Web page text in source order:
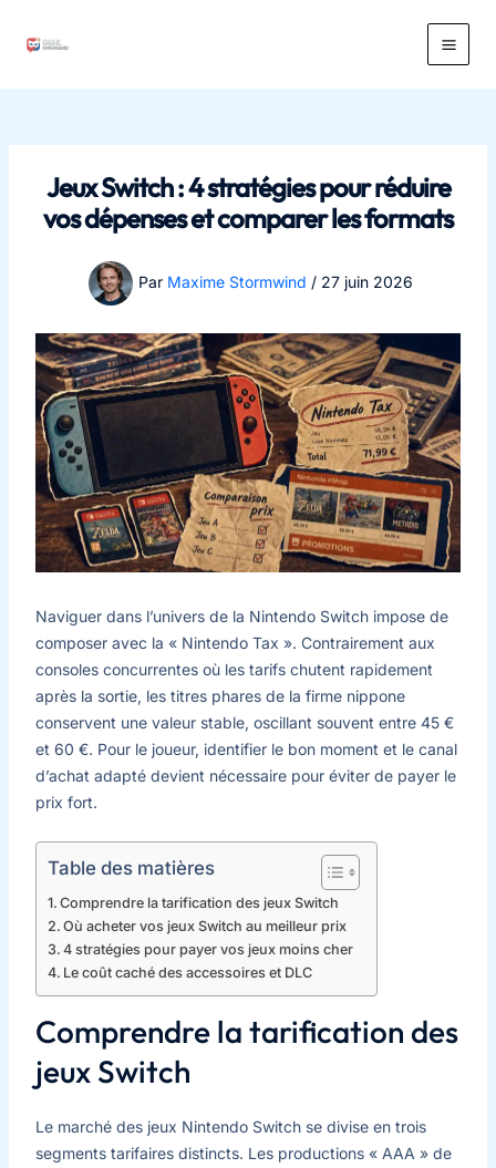
Main
Jeux Switch : 4 stratégies pour réduire
vos dépenses et comparer les formats
Par Maxime Stormwind / 27 juin 2026
Naviguer dans l’univers de la Nintendo Switch impose de
composer avec la « Nintendo Tax ». Contrairement aux
consoles concurrentes où les tarifs chutent rapidement
après la sortie, les titres phares de la firme nippone
conservent une valeur stable, oscillant souvent entre 45 €
et 60 €. Pour le joueur, identifier le bon moment et le canal
d’achat adapté devient nécessaire pour éviter de payer le
prix fort.
Table des matières
Comprendre la tarification des jeux Switch
Où acheter vos jeux Switch au meilleur prix
4 stratégies pour payer vos jeux moins cher
Le coût caché des accessoires et DLC
Comprendre la tarification des
jeux Switch
Le marché des jeux Nintendo Switch se divise en trois
segments tarifaires distincts. Les productions « AAA » de